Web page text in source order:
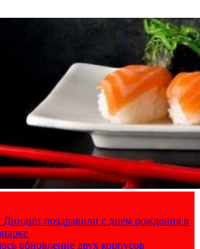
поздравили с днем рождения в
обновление двух корпусов